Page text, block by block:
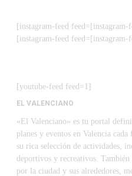
[instagram-feed feed=[instagram-
[instagram-feed feed=[instagram-
[youtube-feed feed=1]
EL VALENCIANO
«El Valenciano» es tu portal
planes y eventos en Valencia
su rica selección de actividades,
deportivos y recreativos. También
por la ciudad y sus alrededores,